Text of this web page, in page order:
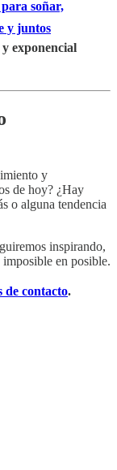
soñar,
y juntos
exponencial
y
de hoy? ¿Hay
o alguna tendencia
inspirando,
en posible.
de contacto.